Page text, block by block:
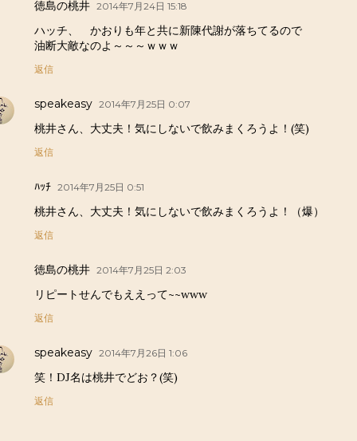
徳島の桃井 2014年7月24日 15:18
ハッチ、 かおりも年と共に新陳代謝が落ちてるので
油断大敵なのよ～～～ｗｗｗ
返信
speakeasy 2014年7月25日 0:07
桃井さん、大丈夫！気にしないで飲みまくろうよ！(笑)
返信
ﾊｯﾁ 2014年7月25日 0:51
桃井さん、大丈夫！気にしないで飲みまくろうよ！（爆）
返信
徳島の桃井 2014年7月25日 2:03
リピートせんでもええって~~www
返信
speakeasy 2014年7月26日 1:06
笑！DJ名は桃井でどお？(笑)
返信